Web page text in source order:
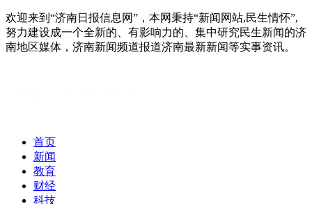
欢迎来到“济南日报信息网”，本网秉持“新闻网站,民生情怀”,
努力建设成一个全新的、有影响力的、集中研究民生新闻的济
南地区媒体，济南新闻频道报道济南最新新闻等实事资讯。
首页
新闻
教育
财经
科技